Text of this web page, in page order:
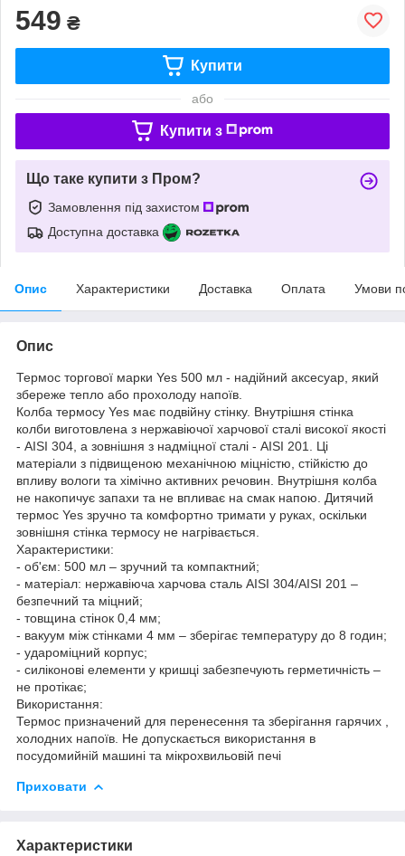
549 ₴
Купити
або
Купити з
Що таке купити з Пром?
Замовлення під захистом
Доступна доставка
Опис Характеристики Доставка Оплата Умови
Опис
Термос торгової марки Yes 500 мл - надійний аксесуар, який
збереже тепло або прохолоду напоїв.
Колба термосу Yes має подвійну стінку. Внутрішня стінка
колби виготовлена з нержавіючої харчової сталі високої якості
- AISI 304, а зовнішня з надміцної сталі - AISI 201. Ці
матеріали з підвищеною механічною міцністю, стійкістю до
впливу вологи та хімічно активних речовин. Внутрішня колба
не накопичує запахи та не впливає на смак напою. Дитячий
термос Yes зручно та комфортно тримати у руках, оскільки
зовнішня стінка термосу не нагрівається.
Характеристики:
- об'єм: 500 мл – зручний та компактний;
- матеріал: нержавіюча харчова сталь AISI 304/AISI 201 –
безпечний та міцний;
- товщина стінок 0,4 мм;
- вакуум між стінками 4 мм – зберігає температуру до 8 годин;
- удароміцний корпус;
- силіконові елементи у кришці забезпечують герметичність –
не протікає;
Використання:
Термос призначений для перенесення та зберігання гарячих ,
холодних напоїв. Не допускається використання в
посудомийній машині та мікрохвильовій печі
Приховати
Характеристики